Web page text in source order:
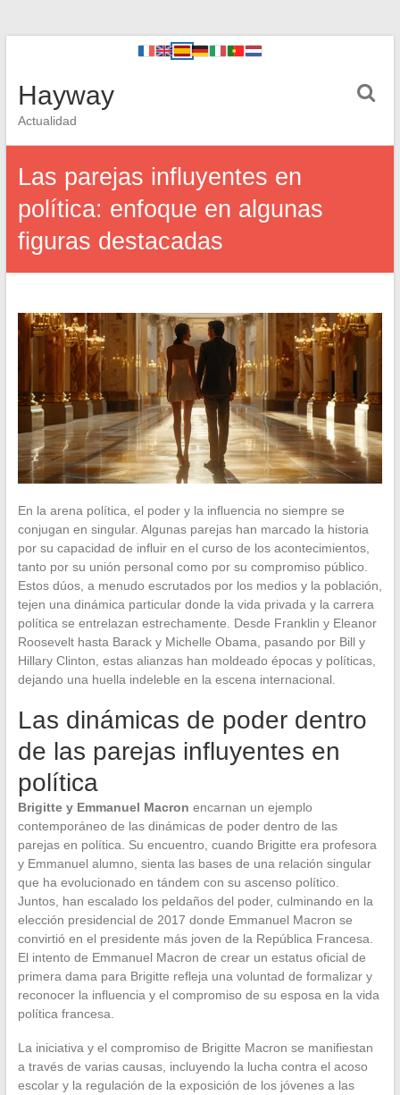
Hayway
Actualidad
Las parejas influyentes en
política: enfoque en algunas
figuras destacadas
En la arena política, el poder y la influencia no siempre se
conjugan en singular. Algunas parejas han marcado la historia
por su capacidad de influir en el curso de los acontecimientos,
tanto por su unión personal como por su compromiso público.
Estos dúos, a menudo escrutados por los medios y la población,
tejen una dinámica particular donde la vida privada y la carrera
política se entrelazan estrechamente. Desde Franklin y Eleanor
Roosevelt hasta Barack y Michelle Obama, pasando por Bill y
Hillary Clinton, estas alianzas han moldeado épocas y políticas,
dejando una huella indeleble en la escena internacional.
Las dinámicas de poder dentro
de las parejas influyentes en
política
Brigitte y Emmanuel Macron encarnan un ejemplo
contemporáneo de las dinámicas de poder dentro de las
parejas en política. Su encuentro, cuando Brigitte era profesora
y Emmanuel alumno, sienta las bases de una relación singular
que ha evolucionado en tándem con su ascenso político.
Juntos, han escalado los peldaños del poder, culminando en la
elección presidencial de 2017 donde Emmanuel Macron se
convirtió en el presidente más joven de la República Francesa.
El intento de Emmanuel Macron de crear un estatus oficial de
primera dama para Brigitte refleja una voluntad de formalizar y
reconocer la influencia y el compromiso de su esposa en la vida
política francesa.
La iniciativa y el compromiso de Brigitte Macron se manifiestan
a través de varias causas, incluyendo la lucha contra el acoso
escolar y la regulación de la exposición de los jóvenes a las